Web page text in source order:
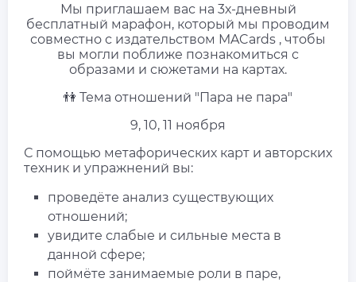
Мы приглашаем вас на 3х-дневный
бесплатный марафон, который мы проводим
совместно с издательством MACards , чтобы
вы могли поближе познакомиться с
образами и сюжетами на картах.
👫 Тема отношений "Пара не пара"
9, 10, 11 ноября
С помощью метафорических карт и авторских
техник и упражнений вы:
проведёте анализ существующих
отношений;
увидите слабые и сильные места в
данной сфере;
поймёте занимаемые роли в паре,